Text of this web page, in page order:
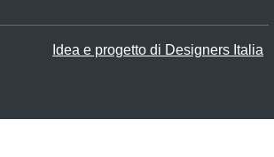
Idea e progetto di Designers Italia